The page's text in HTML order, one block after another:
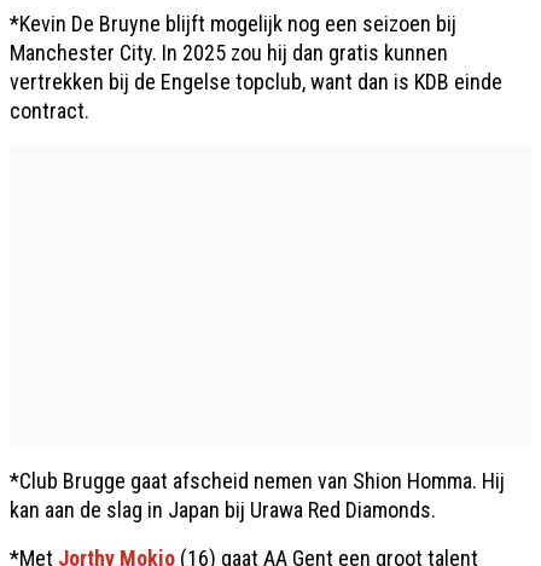
*Kevin De Bruyne blijft mogelijk nog een seizoen bij
Manchester City. In 2025 zou hij dan gratis kunnen
vertrekken bij de Engelse topclub, want dan is KDB einde
contract.
*Club Brugge gaat afscheid nemen van Shion Homma. Hij
kan aan de slag in Japan bij Urawa Red Diamonds.
*Met Jorthy Mokio (16) gaat AA Gent een groot talent